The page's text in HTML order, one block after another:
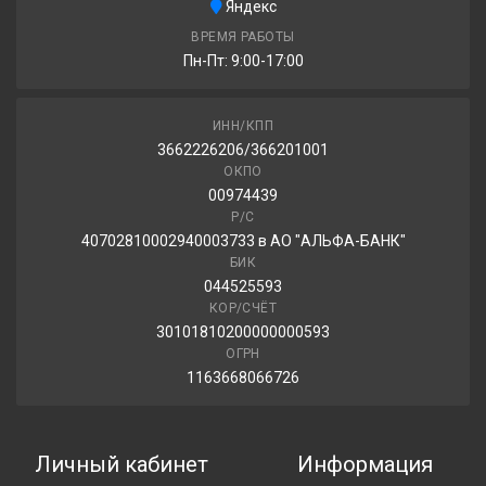
Viatti Nordico 2 V-528 195/55R16 91T
4 990.00 ₽
Triangle TRIN PL01 195/55R16 91R
5 110.00 ₽
Яндекс
ВРЕМЯ РАБОТЫ
Пн-Пт: 9:00-17:00
ИНН/КПП
3662226206/366201001
ОКПО
00974439
Р/С
40702810002940003733 в АО "АЛЬФА-БАНК"
БИК
044525593
КОР/СЧЁТ
30101810200000000593
ОГРН
1163668066726
Личный кабинет Информация